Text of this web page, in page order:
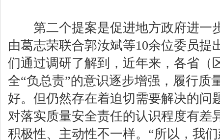
第二个提案是促进地方政府进一
由葛志荣联合郭汝斌等10余位委员提
们通过调研了解到，近年来，各省（
全“负总责”的意识逐步增强，履行质
好。但仍然存在着迫切需要解决的问
对落实质量安全责任的认识程度有差
积极性、主动性不一样。“所以，我